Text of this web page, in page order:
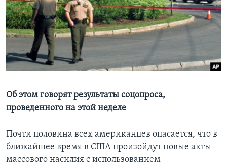
Learning English
СОЦИАЛЬНЫЕ СЕТИ
Языки
Об этом говорят результаты соцопроса,
проведенного на этой неделе
Почти половина всех американцев опасается, что в
ближайшее время в США произойдут новые акты
массового насилия с использованием